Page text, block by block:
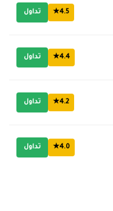
4.5★ تداول
4.4★ تداول
4.2★ تداول
4.0★ تداول